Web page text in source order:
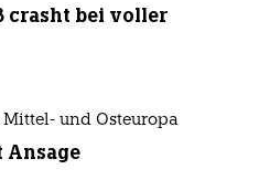
crasht bei voller
und Osteuropa
Ansage